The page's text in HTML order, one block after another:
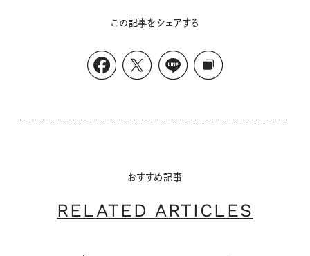
この記事をシェアする
おすすめ記事
RELATED ARTICLES